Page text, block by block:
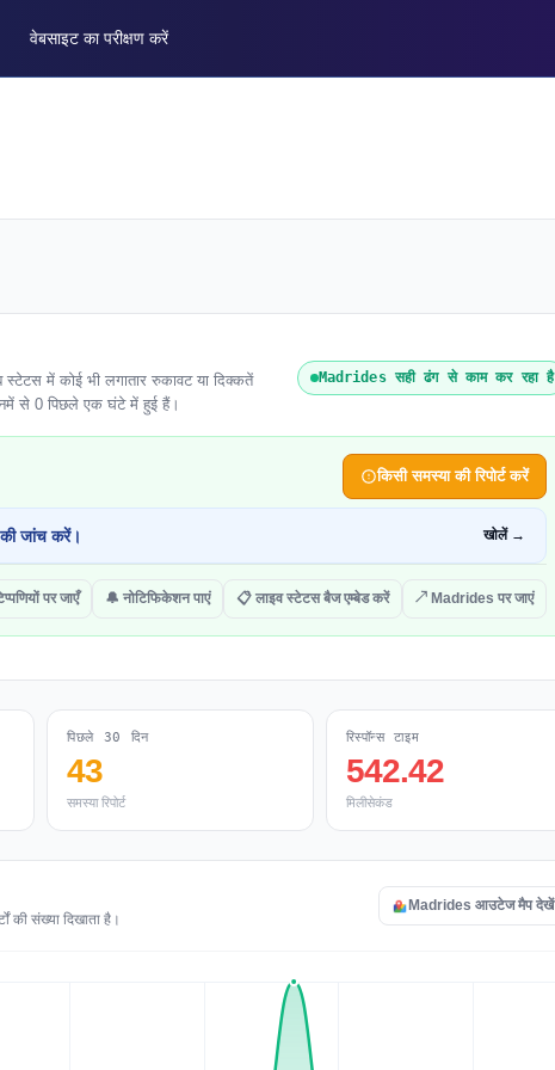
वेबसाइट का परीक्षण करें
में कोई भी लगातार रुकावट या दिक्कतें
से 0 पिछले एक घंटे में हुई हैं।
Madrides सही ढंग से काम कर रहा है
किसी समस्या की रिपोर्ट करें
जांच करें। खोलें →
पर जाएँ 🔔 नोटिफिकेशन पाएं 📋 लाइव स्टेटस बैज एम्बेड करें ↗ Madrides पर जाएं
पिछले 30 दिन
43
समस्या रिपोर्ट
रिस्पॉन्स टाइम
542.42
मिलीसेकंड
की संख्या दिखाता है।
Madrides आउटेज मैप देखें